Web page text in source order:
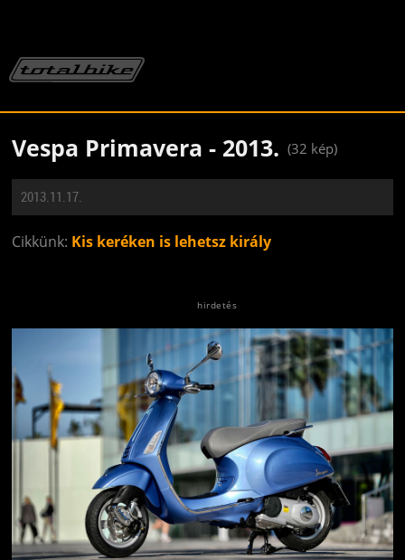
Vespa Primavera - 2013. (32 kép)
2013.11.17.
Cikkünk: Kis keréken is lehetsz király
Jön még kép!